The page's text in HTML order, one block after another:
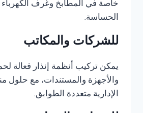
خاصة في المطابخ وغرف الكهرباء
الحساسة.
للشركات والمكاتب
يمكن تركيب أنظمة إنذار فعالة
والأجهزة والمستندات، مع حلول
الإدارية متعددة الطوابق.